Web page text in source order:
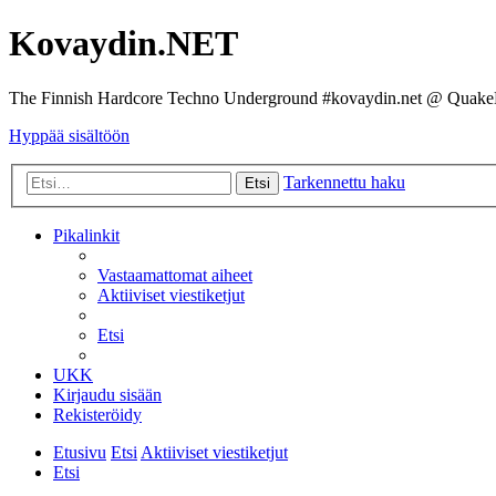
Kovaydin.NET
The Finnish Hardcore Techno Underground #kovaydin.net @
Hyppää sisältöön
Etsi Tarkennettu haku
Pikalinkit
Vastaamattomat aiheet
Aktiiviset viestiketjut
Etsi
UKK
Kirjaudu sisään
Rekisteröidy
Etusivu EtsiAktiiviset viestiketjut
Etsi